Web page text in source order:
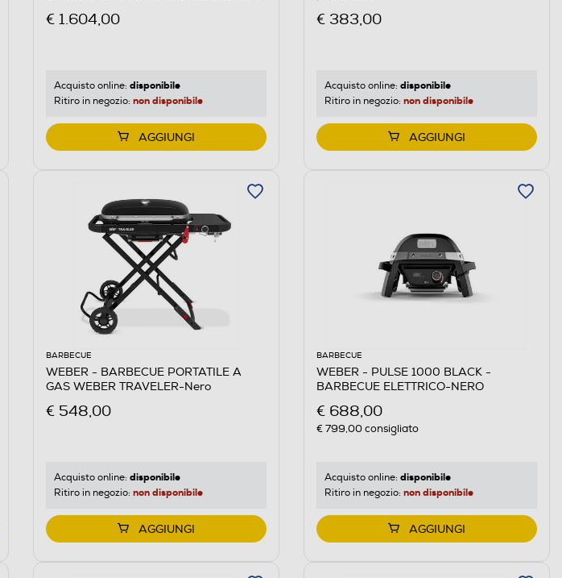
€ 1.604,00
Acquisto online: disponibile
Ritiro in negozio: non disponibile
AGGIUNGI
€ 383,00
Acquisto online: disponibile
Ritiro in negozio: non disponibile
AGGIUNGI
BARBECUE
WEBER - BARBECUE PORTATILE A
GAS WEBER TRAVELER-Nero
€ 548,00
Acquisto online: disponibile
Ritiro in negozio: non disponibile
AGGIUNGI
BARBECUE
WEBER - PULSE 1000 BLACK -
BARBECUE ELETTRICO-NERO
€ 688,00
€ 799,00consigliato
Acquisto online: disponibile
Ritiro in negozio: non disponibile
AGGIUNGI